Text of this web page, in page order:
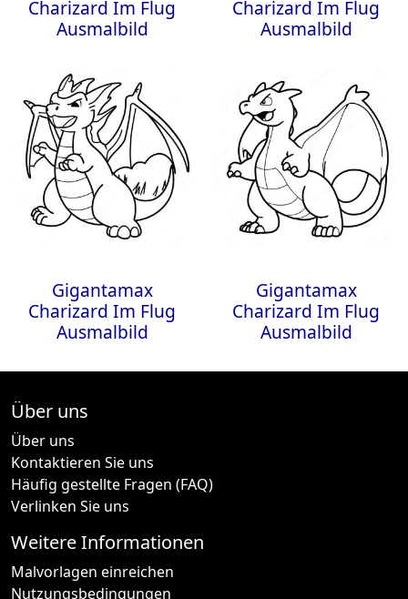
Charizard Im Flug
Ausmalbild
Charizard Im Flug
Ausmalbild
Gigantamax
Charizard Im Flug
Ausmalbild
Gigantamax
Charizard Im Flug
Ausmalbild
Über uns
Über uns
Kontaktieren Sie uns
Häufig gestellte Fragen (FAQ)
Verlinken Sie uns
Weitere Informationen
Malvorlagen einreichen
Nutzungsbedingungen